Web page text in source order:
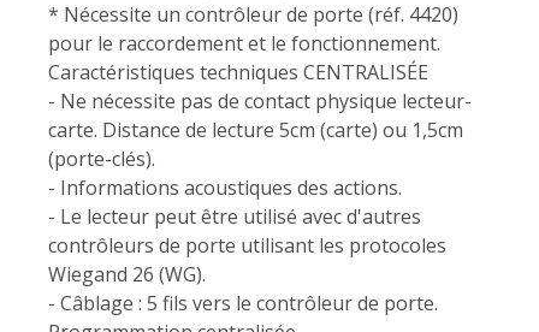
* Nécessite un contrôleur de porte (réf. 4420)
pour le raccordement et le fonctionnement.
Caractéristiques techniques CENTRALISÉE
- Ne nécessite pas de contact physique lecteur-
carte. Distance de lecture 5cm (carte) ou 1,5cm
(porte-clés).
- Informations acoustiques des actions.
- Le lecteur peut être utilisé avec d'autres
contrôleurs de porte utilisant les protocoles
Wiegand 26 (WG).
- Câblage : 5 fils vers le contrôleur de porte.